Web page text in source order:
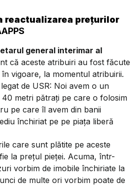
reactualizarea prețurilor
general interimar al
că aceste atribuiri au fost făcute
vigoare, la momentul atribuirii.
de USR: Noi avem o un
metri pătrați pe care o folosim
pe care îl avem din banii
închiriat pe pe piața liberă
care sunt plătite pe aceste
la prețul pieței. Acuma, într-
vorbim de imobile închiriate la
de multe ori vorbim poate de